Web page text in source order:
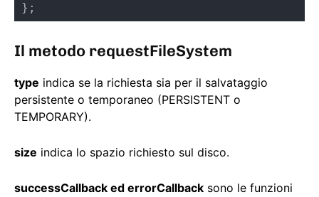
};
Il metodo requestFileSystem
type indica se la richiesta sia per il salvataggio
persistente o temporaneo (PERSISTENT o
TEMPORARY).
size indica lo spazio richiesto sul disco.
successCallback ed errorCallback sono le funzioni